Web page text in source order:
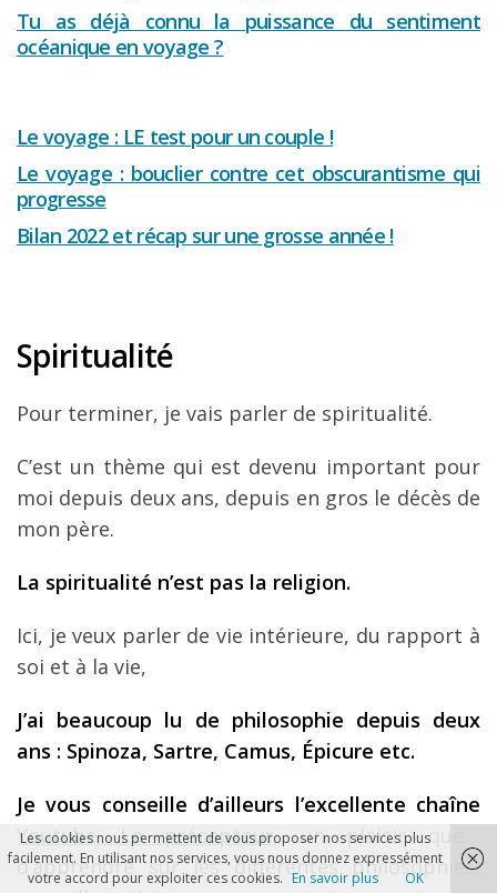
Tu as déjà connu la puissance du sentiment
océanique en voyage ?
Le voyage : LE test pour un couple !
Le voyage : bouclier contre cet obscurantisme qui
progresse
Bilan 2022 et récap sur une grosse année !
Spiritualité
Pour terminer, je vais parler de spiritualité.
C’est un thème qui est devenu important pour
moi depuis deux ans, depuis en gros le décès de
mon père.
La spiritualité n’est pas la religion.
Ici, je veux parler de vie intérieure, du rapport à
soi et à la vie,
J’ai beaucoup lu de philosophie depuis deux
ans : Spinoza, Sartre, Camus, Épicure etc.
Je vous conseille d’ailleurs l’excellente chaîne
Youtube Le précepteur, un plaisir que
d’apprendre sur les différentes philosophies,
Les cookies nous permettent de vous proposer nos services plus
facilement. En utilisant nos services, vous nous donnez expressément
votre accord pour exploiter ces cookies. En savoir plus OK